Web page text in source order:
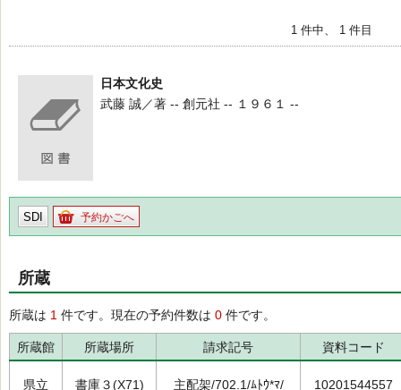
1 件中、 1 件目
日本文化史
武藤 誠／著 -- 創元社 -- １９６１ --
SDI 予約かごへ
所蔵
所蔵は 1 件です。現在の予約件数は 0 件です。
所蔵館 所蔵場所 請求記号 資料コード
県立 書庫３(X71) 主配架/702.1/ﾑﾄｳ*ﾏ/ 10201544557